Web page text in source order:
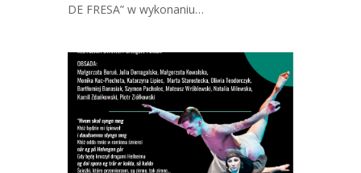
DE FRESA” w wykonaniu…